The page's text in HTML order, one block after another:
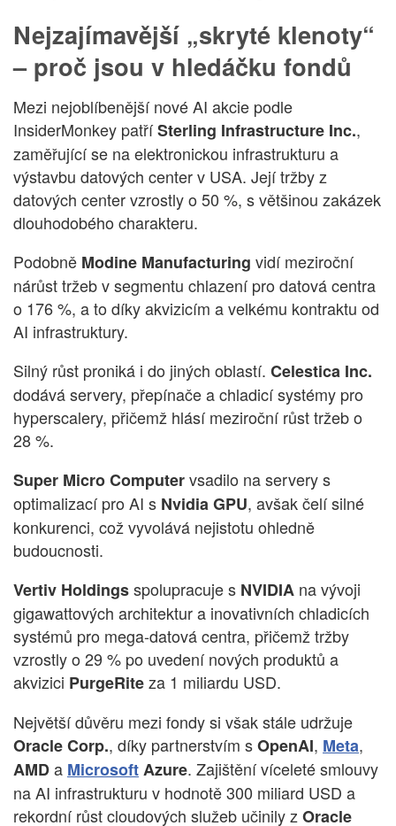
Nejzajímavější „skryté klenoty“
– proč jsou v hledáčku fondů
Mezi nejoblíbenější nové AI akcie podle
InsiderMonkey patříSterling Infrastructure Inc.,
zaměřující se na elektronickou infrastrukturu a
výstavbu datových center v USA. Její tržby z
datových center vzrostly o 50 %, s většinou zakázek
dlouhodobého charakteru.
Podobně Modine Manufacturing vidí meziroční
nárůst tržeb v segmentu chlazení pro datová centra
o 176 %, a to díky akvizicím a velkému kontraktu od
AI infrastruktury.
Silný růst proniká i do jiných oblastí. Celestica Inc.
dodává servery, přepínače a chladicí systémy pro
hyperscalery, přičemž hlásí meziroční růst tržeb o
28 %.
Super Micro Computervsadilo na servery s
optimalizací pro AI s NvidiaGPU, avšak čelí silné
konkurenci, což vyvolává nejistotu ohledně
budoucnosti.
Vertiv Holdingsspolupracuje s NVIDIA na vývoji
gigawattových architektur a inovativních chladicích
systémů pro mega-datová centra, přičemž tržby
vzrostly o 29 % po uvedení nových produktů a
akvizici PurgeRiteza 1 miliardu USD.
Největší důvěru mezi fondy si však stále udržuje
Oracle Corp., díky partnerstvím sOpenAI, Meta,
AMDa MicrosoftAzure. Zajištění víceleté smlouvy
na AI infrastrukturu v hodnotě 300 miliard USD a
rekordní růst cloudových služeb učinily z Oracle